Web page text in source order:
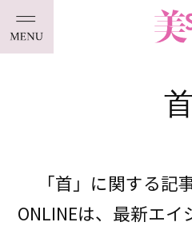
「首」に関する記
ONLINEは、最新エ